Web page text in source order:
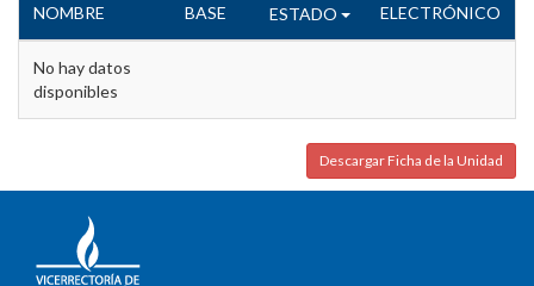
NOMBRE
BASE
ESTADO
ELECTRÓNICO
No hay datos
disponibles
Descargar Ficha de la Unidad